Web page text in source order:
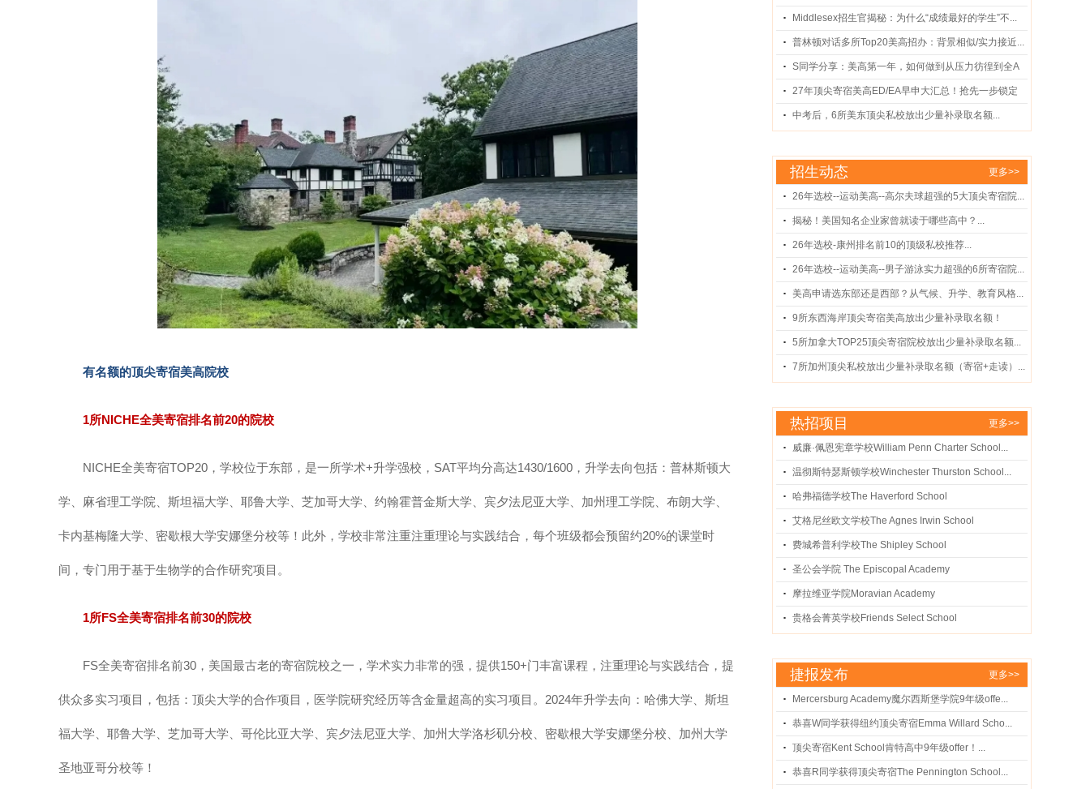
有名额的顶尖寄宿美高院校
1所NICHE全美寄宿排名前20的院校
NICHE全美寄宿TOP20，学校位于东部，是一所学术+升学强校，SAT平均分高达1430/1600，升学去向包括：普林斯顿大
学、麻省理工学院、斯坦福大学、耶鲁大学、芝加哥大学、约翰霍普金斯大学、宾夕法尼亚大学、加州理工学院、布朗大学、
卡内基梅隆大学、密歇根大学安娜堡分校等！此外，学校非常注重注重理论与实践结合，每个班级都会预留约20%的课堂时
间，专门用于基于生物学的合作研究项目。
1所FS全美寄宿排名前30的院校
FS全美寄宿排名前30，美国最古老的寄宿院校之一，学术实力非常的强，提供150+门丰富课程，注重理论与实践结合，提
供众多实习项目，包括：顶尖大学的合作项目，医学院研究经历等含金量超高的实习项目。2024年升学去向：哈佛大学、斯坦
福大学、耶鲁大学、芝加哥大学、哥伦比亚大学、宾夕法尼亚大学、加州大学洛杉矶分校、密歇根大学安娜堡分校、加州大学
圣地亚哥分校等！
的... Middlesex招生官揭秘：为什么“成绩最好的学生”不...
普林顿对话多所Top20美高招办：背景相似/实力接近...
S同学分享：美高第一年，如何做到从压力彷徨到全A
27年顶尖寄宿美高ED/EA早申大汇总！抢先一步锁定
录...中考后，6所美东顶尖私校放出少量补录取名额...
招生动态 更多>>
26年选校--运动美高--高尔夫球超强的5大顶尖寄宿院...
揭秘！美国知名企业家曾就读于哪些高中？...
26年选校-康州排名前10的顶级私校推荐...
26年选校--运动美高--男子游泳实力超强的6所寄宿院...
美高申请选东部还是西部？从气候、升学、教育风格...
9所东西海岸顶尖寄宿美高放出少量补录取名额！
（含...5所加拿大TOP25顶尖寄宿院校放出少量补录取名额...
7所加州顶尖私校放出少量补录取名额（寄宿+走读）...
热招项目 更多>>
威廉·佩恩宪章学校William Penn Charter School...
温彻斯特瑟斯顿学校Winchester Thurston School...
哈弗福德学校The Haverford School
艾格尼丝欧文学校The Agnes Irwin School
费城希普利学校The Shipley School
圣公会学院 The Episcopal Academy
摩拉维亚学院Moravian Academy
贵格会菁英学校Friends Select School
捷报发布 更多>>
Mercersburg Academy魔尔西斯堡学院9年级offe...
恭喜W同学获得纽约顶尖寄宿Emma Willard Scho...
顶尖寄宿Kent School肯特高中9年级offer！...
恭喜R同学获得顶尖寄宿The Pennington School...